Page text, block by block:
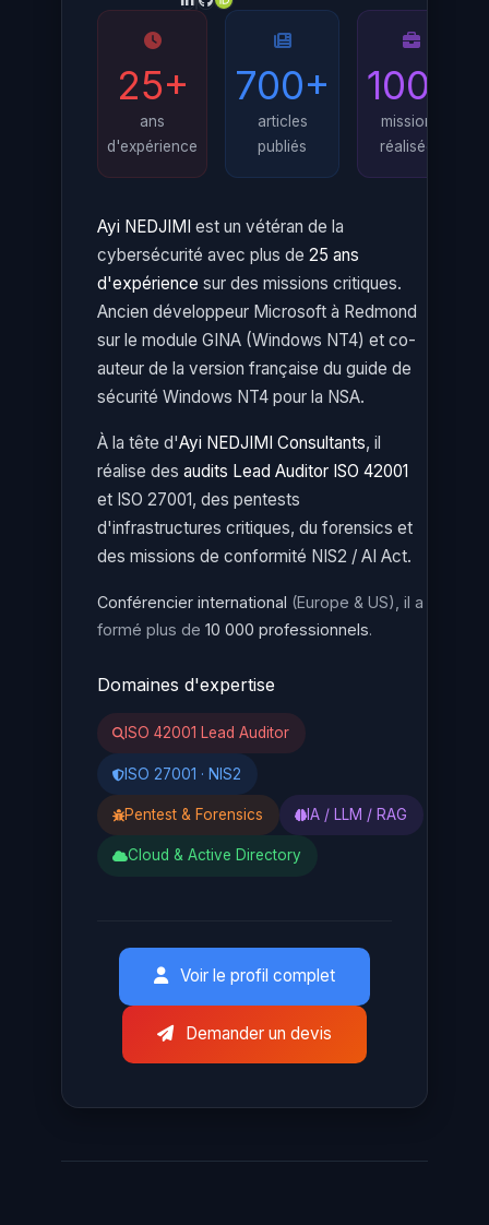
25+
ans
d'expérience
700+
articles
publiés
100+
missions
réalisées
Ayi NEDJIMI est un vétéran de la
cybersécurité avec plus de 25 ans
d'expérience sur des missions critiques.
Ancien développeur Microsoft à Redmond
sur le module GINA (Windows NT4) et co-
auteur de la version française du guide de
sécurité Windows NT4 pour la NSA.
À la tête d'Ayi NEDJIMI Consultants, il
réalise des audits Lead Auditor ISO 42001
et ISO 27001, des pentests
d'infrastructures critiques, du forensics et
des missions de conformité NIS2 / AI Act.
Conférencier international (Europe & US), il a
formé plus de 10 000 professionnels.
Domaines d'expertise
ISO 42001 Lead Auditor
ISO 27001 · NIS2
Pentest & Forensics IA / LLM / RAG
Cloud & Active Directory
Voir le profil complet
Demander un devis